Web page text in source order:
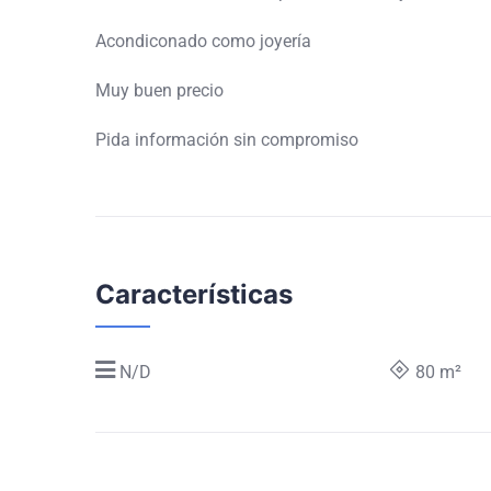
Acondiconado como joyería
Muy buen precio
Pida información sin compromiso
Características
N/D 80 m²